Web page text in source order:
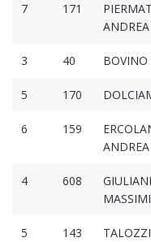
7 171
ANDREA
3 40 BOVINO
5 170
6 159
ANDREA
4 608
GIULIANI
5 143
TALOZZI